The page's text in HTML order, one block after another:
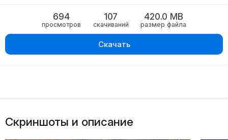
694
просмотров
107
скачиваний
420.0 MB
размер файла
Скачать
Скриншоты и описание